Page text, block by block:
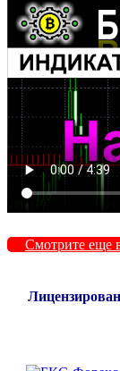
Смотрите еще